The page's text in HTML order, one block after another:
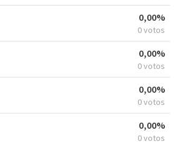
0,00%
0 votos
0,00%
0 votos
0,00%
0 votos
0,00%
0 votos